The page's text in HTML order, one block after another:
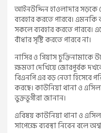
আইনউদ্দিন হাওলাদার সড়কে
ব্যবহার করতে পারবে। এমনকি
সকলে ব্যবহার করতে পারবে।
বাঁধার সৃষ্টি করতে পারবে না।
নাসির ও গিয়াস চুক্তিনামাকে
ক্ষমতা দেখিয়ে জোরপূর্বক
বিএনপি এর বড় নেতা হিসেবে
করছে। কাউনিয়া থানা ও
ভুক্তভূগীরা জানান।
এবিষয় কাউনিয়া থানা ও
সাপেক্ষে ব্যবস্থা নিবেন বলে